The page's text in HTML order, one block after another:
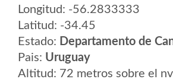
Longitud: -56.2833333
Latitud: -34.45
Estado: Departamento de
Pais: Uruguay
Altitud: 72 metros sobre el